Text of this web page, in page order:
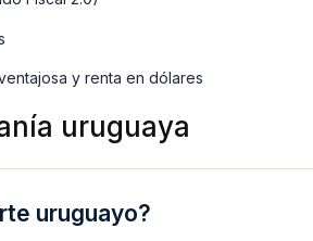
y renta en dólares
uruguaya
uruguayo?